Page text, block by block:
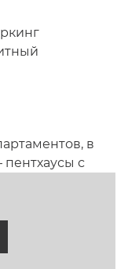
в
с
окон
проема до